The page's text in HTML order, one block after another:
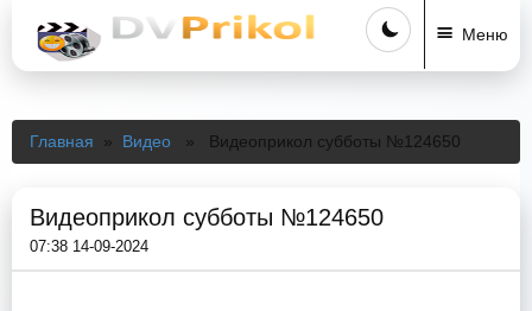
Меню
Главная » Видео » Видеоприкол субботы №124650
Видеоприкол субботы №124650
07:38 14-09-2024